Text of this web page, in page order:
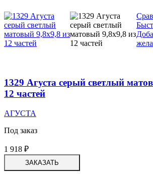
1329 Агуста серый светлый
12 частей
АГУСТА
Под заказ
1 918 ₽
ЗАКАЗАТЬ